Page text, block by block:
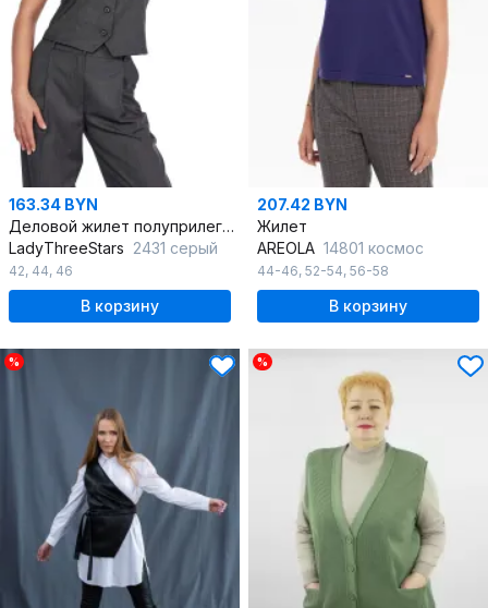
163.34 BYN
Деловой жилет полуприлегающего силуэта из костюмной ткани
LadyThreeStars 2431 серый
42, 44, 46
В корзину
207.42 BYN
Жилет
AREOLA 14801 космос
44-46, 52-54, 56-58
В корзину
% %